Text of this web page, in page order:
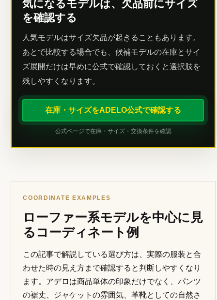
気になるモデルは、欠品前にサイズ
を確認する
人気モデルはサイズ欠品が起きることもあります。
あとで比較する場合でも、候補モデルの在庫とサイ
ズ展開だけは早めに公式で確認しておくと選択肢を
残しやすくなります。
在庫・サイズをADELO公式で確認する
公式ページで在庫・サイズ・交換条件を確認
COORDINATE EXAMPLES
ローファー系モデルを中心に見
るコーディネート例
この記事で解説している選び方は、実際の服装と合
わせた時の見え方まで確認すると判断しやすくなり
ます。アデロは商品単体の印象だけでなく、パンツ
の裾丈、ジャケットの雰囲気、革靴としての自然さ